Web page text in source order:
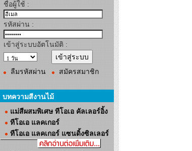
ชื่อผู้ใช้ :
รหัสผ่าน :
เข้าสู่ระบบอัตโนมัติ :
ลืมรหัสผ่าน สมัครสมาชิก
บทความสีงานไม้
แม่สีผสมพิเศษ ทีโอเอ คัลเลอร์อิ้ง
ทีโอเอ แลคเกอร์
ทีโอเอ แลคเกอร์ แซนดิ้งซิลเลอร์